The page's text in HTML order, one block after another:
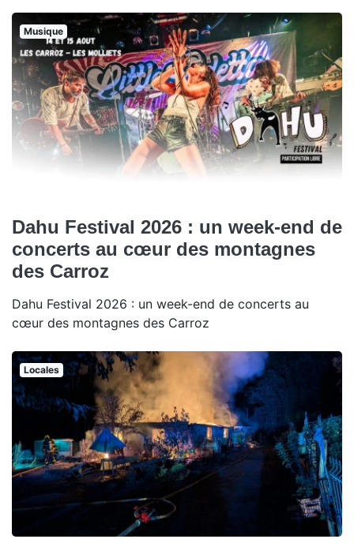
Musique
Dahu Festival 2026 : un week-end de
concerts au cœur des montagnes
des Carroz
Dahu Festival 2026 : un week-end de concerts au
cœur des montagnes des Carroz
Locales